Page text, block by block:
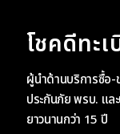
โชคดีทะ
ผู้นำด้านบริการซื้อ-
ประกันภัย พรบ. แล
ยาวนานกว่า 15 ปี